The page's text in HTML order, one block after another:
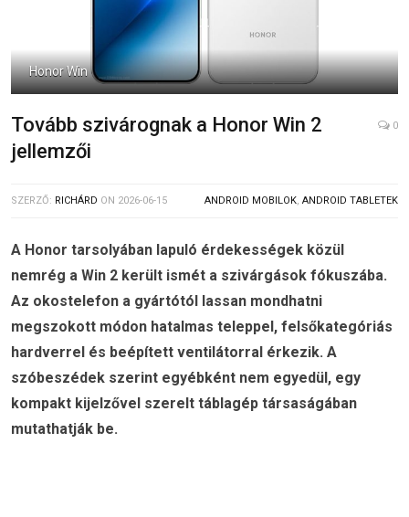
Honor Win
Tovább szivárognak a Honor Win 2
jellemzői
0
SZERZŐ: RICHÁRD ON 2026-06-15 ANDROID MOBILOK, ANDROID TABLETEK
A Honor tarsolyában lapuló érdekességek közül
nemrég a Win 2 került ismét a szivárgások fókuszába.
Az okostelefon a gyártótól lassan mondhatni
megszokott módon hatalmas teleppel, felsőkategóriás
hardverrel és beépített ventilátorral érkezik. A
szóbeszédek szerint egyébként nem egyedül, egy
kompakt kijelzővel szerelt táblagép társaságában
mutathatják be.